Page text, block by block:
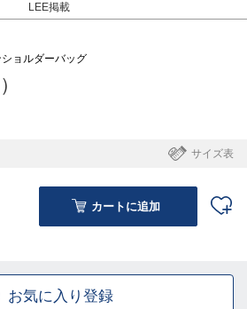
LEE掲載
ショルダーバッグ
サイズ表
カートに追加
お気に入り登録